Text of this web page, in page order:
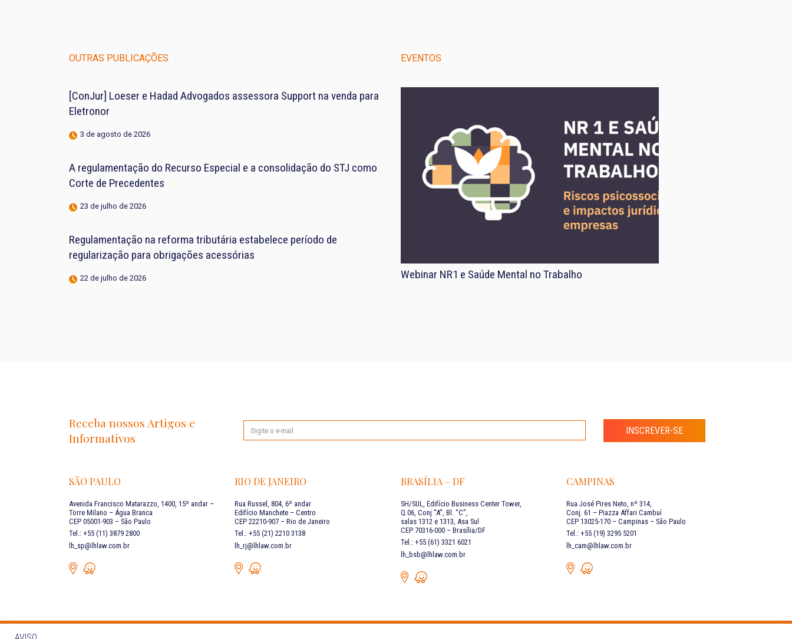
OUTRAS PUBLICAÇÕES
[ConJur] Loeser e Hadad Advogados assessora Support na venda para
Eletronor
3 de agosto de 2026
A regulamentação do Recurso Especial e a consolidação do STJ como
Corte de Precedentes
23 de julho de 2026
Regulamentação na reforma tributária estabelece período de
regularização para obrigações acessórias
22 de julho de 2026
EVENTOS
Webinar NR1 e Saúde Mental no Trabalho
Receba nossos Artigos e
Informativos
INSCREVER-SE
SÃO PAULO
Avenida Francisco Matarazzo, 1400, 15º andar –
Torre Milano – Água Branca
CEP 05001-903 – São Paulo
Tel.: +55 (11) 3879 2800
lh_sp@lhlaw.com.br
RIO DE JANEIRO
Rua Russel, 804, 6º andar
Edifício Manchete – Centro
CEP 22210-907 – Rio de Janeiro
Tel.: +55 (21) 2210 3138
lh_rj@lhlaw.com.br
BRASÍLIA – DF
SH/SUL, Edifício Business Center Tower,
Q.06, Conj “A”, Bl. “C”,
salas 1312 e 1313, Asa Sul
CEP 70316-000 – Brasília/DF
Tel.: +55 (61) 3321 6021
lh_bsb@lhlaw.com.br
CAMPINAS
Rua José Pires Neto, nº 314,
Conj. 61 – Piazza Affari Cambuí
CEP 13025-170 – Campinas – São Paulo
Tel.: +55 (19) 3295 5201
lh_cam@lhlaw.com.br